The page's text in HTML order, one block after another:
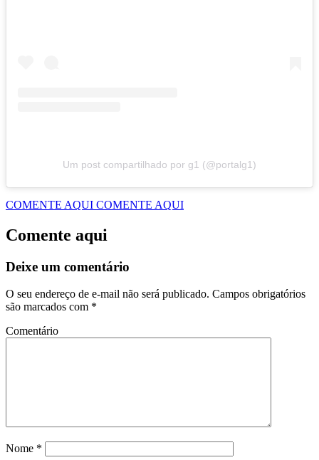
Um post compartilhado por g1 (@portalg1)
COMENTE AQUI COMENTE AQUI
Comente aqui
Deixe um comentário
O seu endereço de e-mail não será publicado. Campos obrigatórios
são marcados com *
Comentário
Nome *